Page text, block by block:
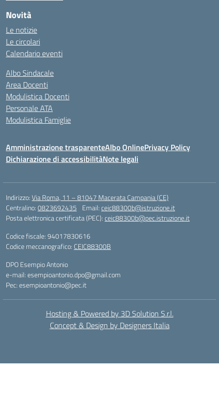
Novità
Le notizie
Le circolari
Calendario eventi
Albo Sindacale
Area Docenti
Modulistica Docenti
Personale ATA
Modulistica Famiglie
Amministrazione trasparenteAlbo OnlinePrivacy Policy
Dichiarazione di accessibilitàNote legali
Indirizzo:Via Roma, 11 – 81047 Macerata Campania (CE)
Centralino:0823692435 Email:ceic88300b@istruzione.it
Posta elettronica certificata (PEC):ceic88300b@pec.istruzione.it
Codice fiscale: 94017830616
Codice meccanografico: CEIC88300B
DPO Esempio Antonio
e-mail: esempioantonio.dpo@gmail.com
Pec: esempioantonio@pec.it
Hosting & Powered by 3D Solution S.r.l.
Concept & Design by Designers Italia